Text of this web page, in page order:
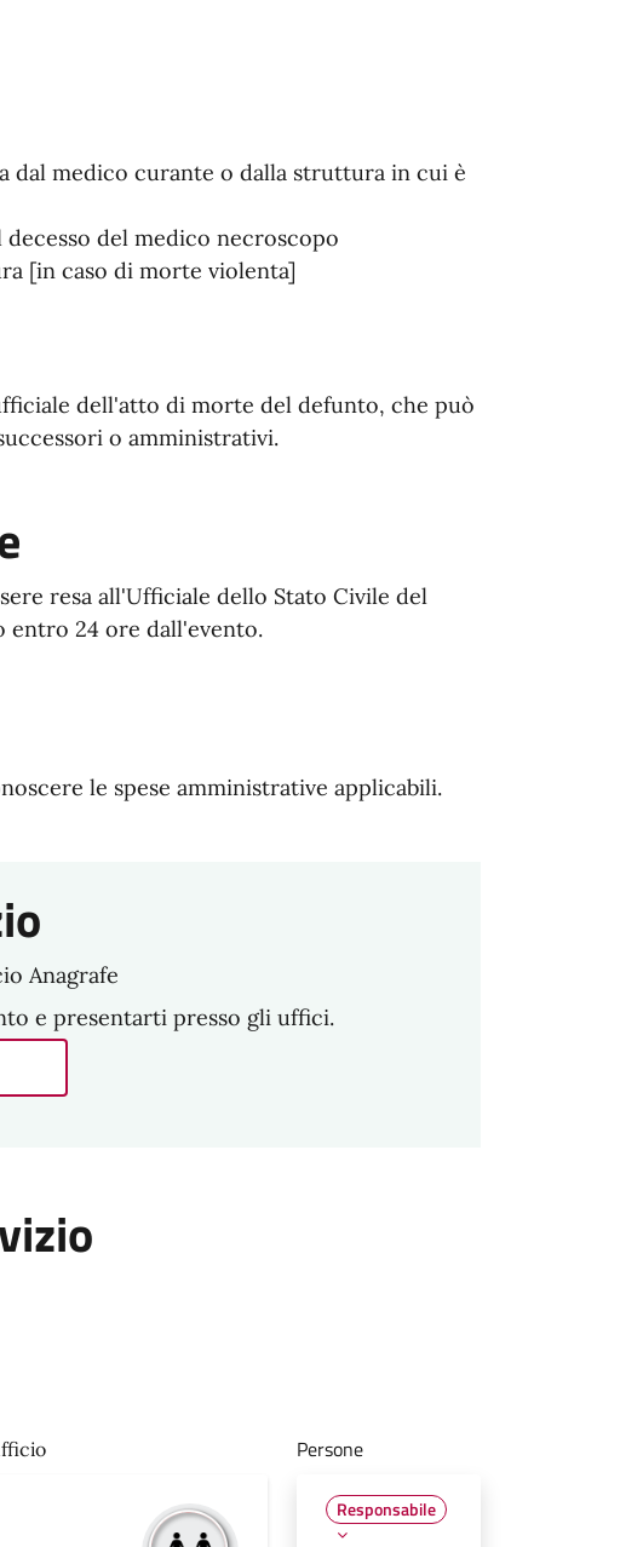
dal medico curante o dalla struttura in cui è
del medico necroscopo
[in caso di morte violenta]
dell'atto di morte del defunto, che può
o amministrativi.
resa all'Ufficiale dello Stato Civile del
entro 24 ore dall'evento.
le spese amministrative applicabili.
Anagrafe
e presentarti presso gli uffici.
Persone
Responsabile